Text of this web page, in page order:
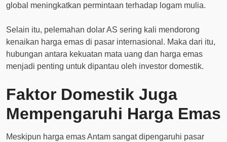
global meningkatkan permintaan terhadap logam mulia.
Selain itu, pelemahan dolar AS sering kali mendorong
kenaikan harga emas di pasar internasional. Maka dari itu,
hubungan antara kekuatan mata uang dan harga emas
menjadi penting untuk dipantau oleh investor domestik.
Faktor Domestik Juga
Mempengaruhi Harga Emas
Meskipun harga emas Antam sangat dipengaruhi pasar